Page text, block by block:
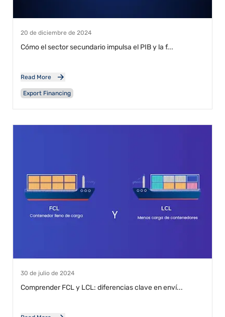
20 de diciembre de 2024
Cómo el sector secundario impulsa el PIB y la f...
Read More
Export Financing
30 de julio de 2024
Comprender FCL y LCL: diferencias clave en enví...